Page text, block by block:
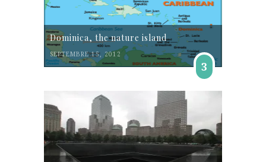
Dominica, the nature island
SEPTEMBRE 15, 2012
3